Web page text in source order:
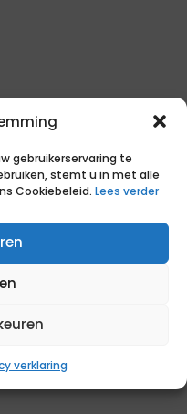
gebruikerservaring te
stemt u in met alle
Cookiebeleid. Lees verder
verklaring